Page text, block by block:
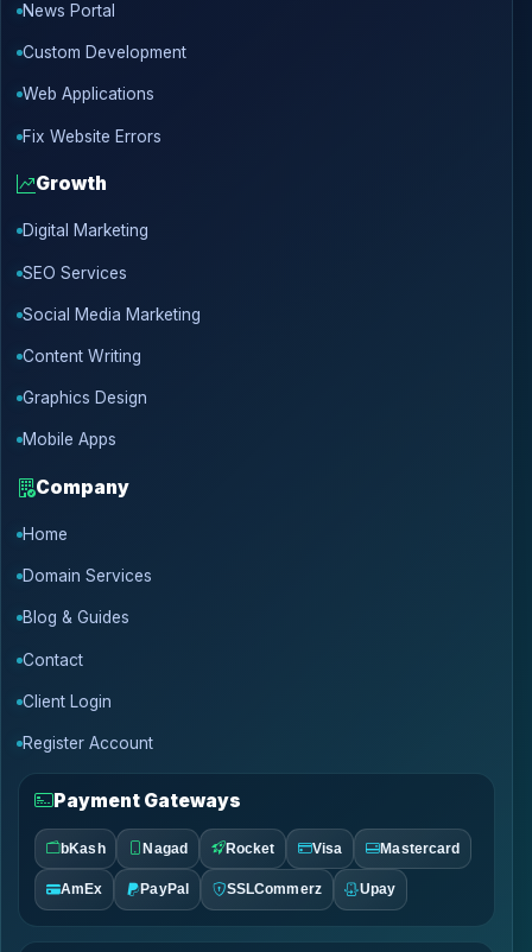
News Portal
Custom Development
Web Applications
Fix Website Errors
Growth
Digital Marketing
SEO Services
Social Media Marketing
Content Writing
Graphics Design
Mobile Apps
Company
Home
Domain Services
Blog & Guides
Contact
Client Login
Register Account
Payment Gateways
bKash Nagad Rocket Visa Mastercard
AmEx PayPal SSLCommerz Upay